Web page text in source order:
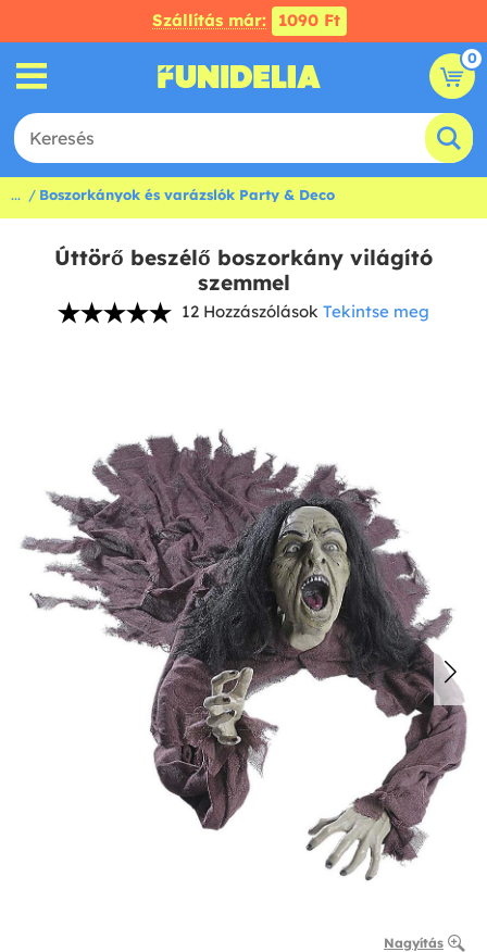
Szállítás már: 1090 Ft
0
... Boszorkányok és varázslók Party & Deco
Úttörő beszélő boszorkány világító
szemmel
12 Hozzászólások Tekintse meg
Nagyítás